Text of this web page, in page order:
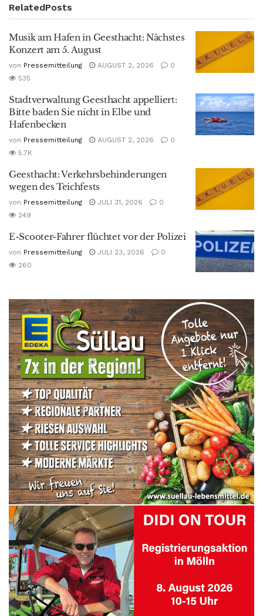
RelatedPosts
Musik am Hafen in Geesthacht: Nächstes
Konzert am 5. August
von Pressemitteilung AUGUST 2, 2026
0
535
Stadtverwaltung Geesthacht appelliert:
Bitte baden Sie nicht in Elbe und
Hafenbecken
von Pressemitteilung AUGUST 2, 2026
0
5.7K
Geesthacht: Verkehrsbehinderungen
wegen des Teichfests
von Pressemitteilung JULI 31, 2026
0
249
E-Scooter-Fahrer flüchtet vor der Polizei
von Pressemitteilung JULI 23, 2026
0
260